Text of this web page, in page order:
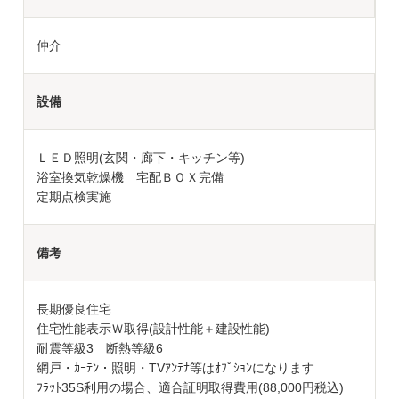
仲介
設備
ＬＥＤ照明(玄関・廊下・キッチン等)
浴室換気乾燥機 宅配ＢＯＸ完備
定期点検実施
備考
長期優良住宅
住宅性能表示Ｗ取得(設計性能＋建設性能)
耐震等級3 断熱等級6
網戸・ｶｰﾃﾝ・照明・TVｱﾝﾃﾅ等はｵﾌﾟｼｮﾝになります
ﾌﾗｯﾄ35S利用の場合、適合証明取得費用(88,000円税込)